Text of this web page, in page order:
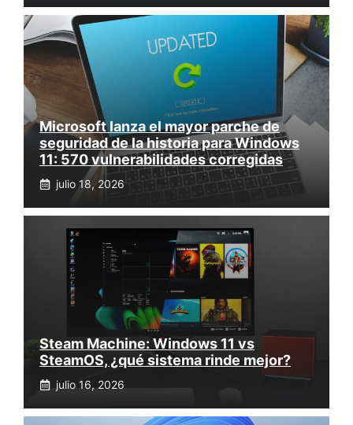
Microsoft lanza el mayor parche de
seguridad de la historia para Windows
11: 570 vulnerabilidades corregidas
julio 18, 2026
Steam Machine: Windows 11 vs
SteamOS, ¿qué sistema rinde mejor?
julio 16, 2026